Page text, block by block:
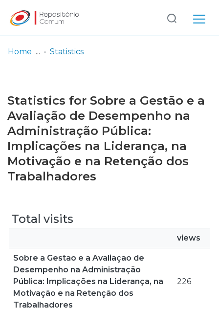
Browse repository
Entities
Log
In
(current)
Home Statistics
Statistics for Sobre a Gestão e a
Avaliação de Desempenho na
Administração Pública:
Implicações na Liderança, na
Motivação e na Retenção dos
Trabalhadores
Total visits
views
Sobre a Gestão e a Avaliação de
Desempenho na Administração
Pública: Implicações na Liderança, na
Motivação e na Retenção dos
Trabalhadores
226